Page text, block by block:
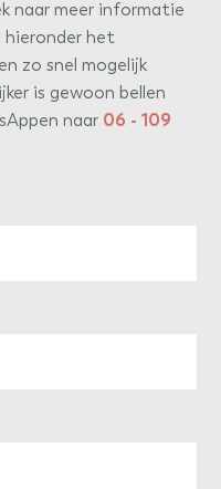
naar meer informatie
hieronder het
zo snel mogelijk
is gewoon bellen
naar 06 - 109